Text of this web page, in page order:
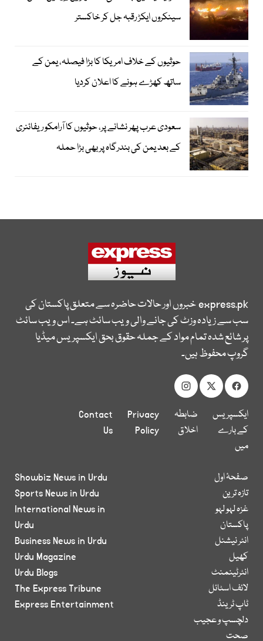
سینکروں ایکڑ رقبہ جل کر خاکستر
حوثیوں کے خلاف امریکا کا بڑا فیصلہ، یمن کے
ساتھ کھڑے ہونے کا اعلان کردیا
سعودی عرب پھر نشانے پر، حوثیوں کا آرامکو ریفائنری
کے بعد یمن کی بندرگاہ پر بھی بڑا حملہ
express.pkخبروں اور حالات حاضرہ سے متعلق پاکستان کی
سب سے زیادہ وزٹ کی جانے والی ویب سائٹ ہے۔ اس ویب سائٹ
پر شائع شدہ تمام مواد کے جملہ حقوق بحق ایکسپریس میڈیا
گروپ محفوظ ہیں۔
ایکسپریس
کے بارے
میں
ضابطہ
اخلاق
Privacy
Policy
Contact
Us
صفحۂ اول
تازہ ترین
غزہ لہو لہو
پاکستان
انٹر نیشنل
کھیل
انٹرٹینمنٹ
لائف اسٹائل
ٹاپ ٹرینڈ
دلچسپ و عجیب
صحت
Showbiz News in Urdu
Sports News in Urdu
International News in
Urdu
Business News in Urdu
Urdu Magazine
Urdu Blogs
The Express Tribune
Express Entertainment